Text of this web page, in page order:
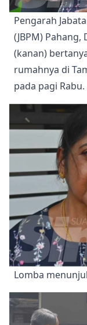
Pengarah
(JBPM) Pahang,
(kanan)
rumahnya di
pada pagi Rabu.
Lomba